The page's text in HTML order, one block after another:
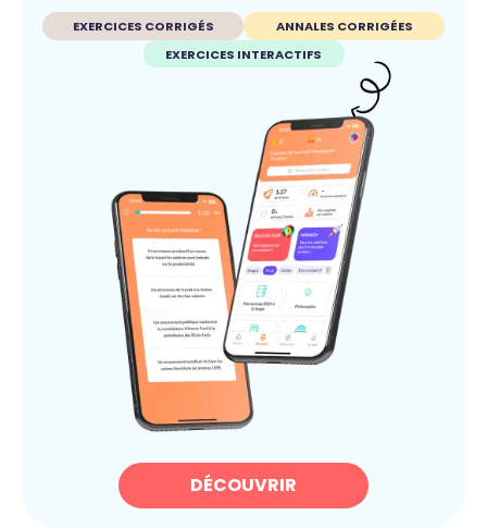
EXERCICES CORRIGÉS
ANNALES CORRIGÉES
EXERCICES INTERACTIFS
DÉCOUVRIR